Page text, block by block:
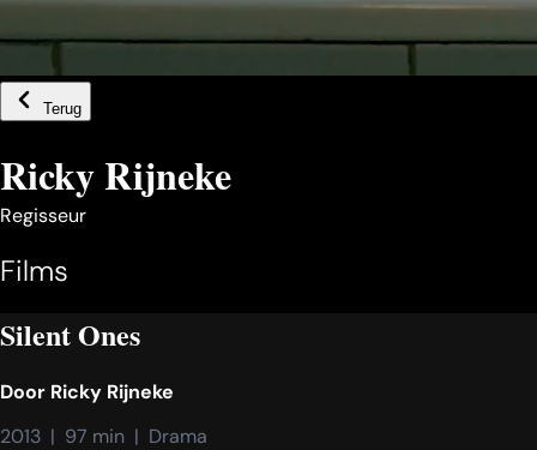
Terug
Ricky Rijneke
Regisseur
Films
Silent Ones
Door Ricky Rijneke
2013  |  97 min  |  Drama